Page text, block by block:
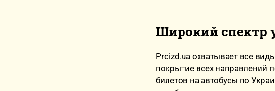
Широкий спектр
Proizd.ua охватывает все
покрытие всех направлений
билетов на автобусы по